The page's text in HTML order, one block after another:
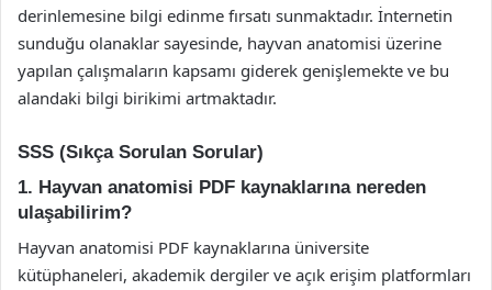
derinlemesine bilgi edinme fırsatı sunmaktadır. İnternetin
sunduğu olanaklar sayesinde, hayvan anatomisi üzerine
yapılan çalışmaların kapsamı giderek genişlemekte ve bu
alandaki bilgi birikimi artmaktadır.
SSS (Sıkça Sorulan Sorular)
1. Hayvan anatomisi PDF kaynaklarına nereden
ulaşabilirim?
Hayvan anatomisi PDF kaynaklarına üniversite
kütüphaneleri, akademik dergiler ve açık erişim platformları